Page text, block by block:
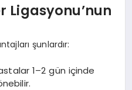
Ligasyonu’nun
şunlardır:
1–2 gün içinde